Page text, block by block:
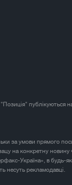
публікуються
за умови прямого
на конкретну новину
Україна», в будь-
несуть рекламодавці.